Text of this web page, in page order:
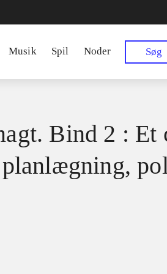
Musik Spil Noder Søg
Bind 2 : Et
planlægning,